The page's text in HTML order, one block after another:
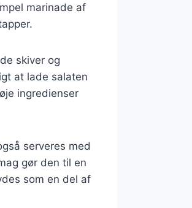
marinade af
skiver og
at lade salaten
ingredienser
serveres med
gør den til en
som en del af